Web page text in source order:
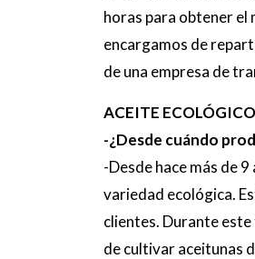
horas para obtener el
encargamos de
de una empresa de
ACEITE ECOLÓGICO
-¿Desde cuándo
-Desde hace más de
variedad ecológica.
clientes. Durante
de cultivar aceitunas